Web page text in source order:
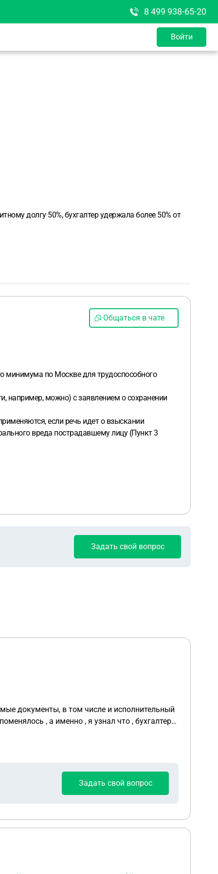
8 499 938-65-20
Войти
долгу 50%, бухгалтер удержала более 50% от
Общаться в чате
минимума по Москве для трудоспособного
например, можно) с заявлением о сохранении
если речь идет о взыскании
вреда пострадавшему лицу (Пункт 3
Задать свой вопрос
документы, в том числе и исполнительный
, а именно , я узнал что , бухгалтер
этот вопрос ? Заране спасибо !
Задать свой вопрос